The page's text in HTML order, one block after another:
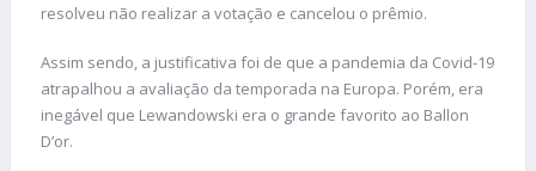
resolveu não realizar a votação e cancelou o prêmio.
Assim sendo, a justificativa foi de que a pandemia da Covid-19
atrapalhou a avaliação da temporada na Europa. Porém, era
inegável que Lewandowski era o grande favorito ao Ballon
D’or.